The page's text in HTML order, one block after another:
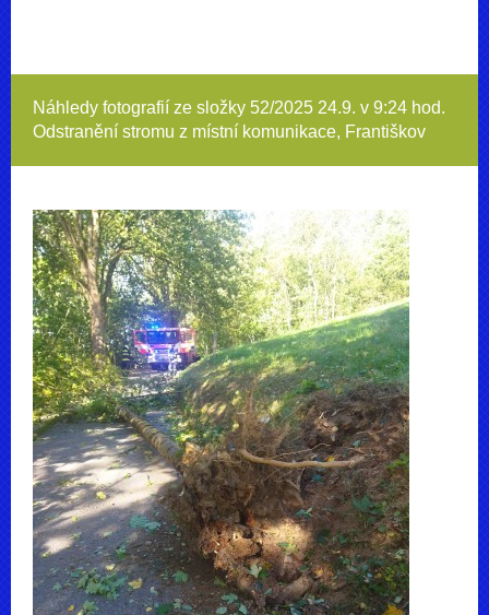
Náhledy fotografií ze složky 52/2025 24.9. v 9:24 hod.
Odstranění stromu z místní komunikace, Františkov